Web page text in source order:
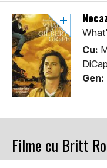
Cu:
Gen:
Filme cu Britt